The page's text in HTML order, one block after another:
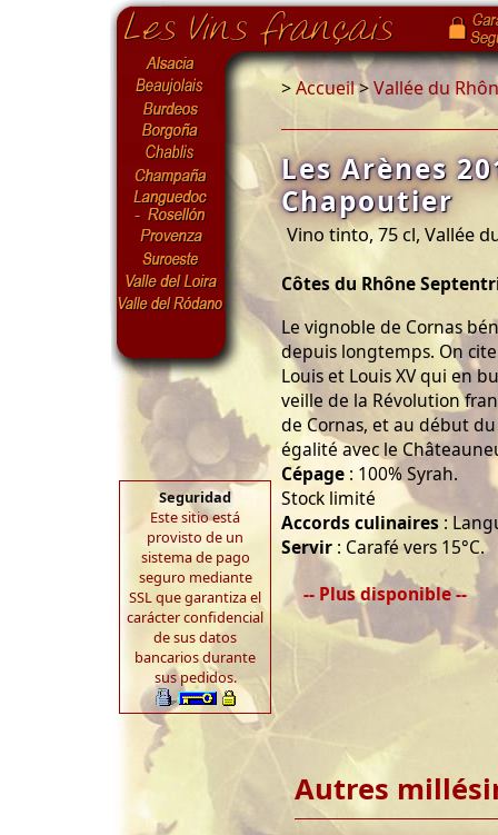
Seguridad
Este sitio está
provisto de un
sistema de pago
seguro mediante
SSL que garantiza el
carácter confidencial
de sus datos
bancarios durante
sus pedidos.
>Accueil>Vallée du
Les Arènes
Chapoutier
Vino tinto, 75 cl, Vallée
Côtes du Rhône
Le vignoble de Cornas
depuis longtemps. On
Louis et Louis XV qui en
veille de la Révolution
de Cornas, et au début
égalité avec le
Cépage : 100% Syrah.
Stock limité
Accords culinaires :
Servir : Carafé vers 15°C.
-- Plus disponible --
Autres